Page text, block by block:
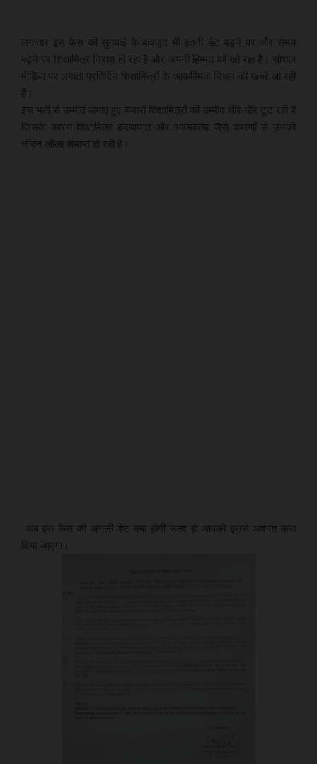
लगातार इस केस की सुनवाई के बावजूद भी इतनी डेट पड़ने पर और समय
बढ़ने पर शिक्षामित्र निराश हो रहा है और अपनी हिम्मत को खो रहा है। सोशल
मीडिया पर लगाता प्रतिदिन शिक्षामित्रों के आकस्मिक निधन की खबरें आ रही
हैं।
इस भर्ती से उम्मीद लगाए हुए हजारों शिक्षामित्रों की उम्मीद धीरे-धीरे टूट रही हैं
जिसके कारण शिक्षामित्र हृदयाघात और आत्महत्या जैसे कारणों से उनकी
जीवन लीला समाप्त हो रही है।
अब इस केस की अगली डेट क्या होगी जल्द ही आपको इससे अवगत करा
दिया जाएगा।